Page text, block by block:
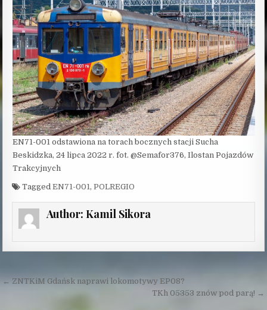
EN71-001 odstawiona na torach bocznych stacji Sucha
Beskidzka, 24 lipca 2022 r. fot. @Semafor376, Ilostan Pojazdów
Trakcyjnych
TaggedEN71-001,POLREGIO
Author: Kamil Sikora
Nawigacja
← ZNTKiM Gdańsk naprawi lokomotywy EP08?
TKh 05353 znów pod parą! →